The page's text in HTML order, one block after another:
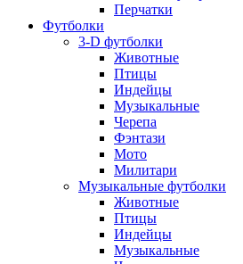
Перчатки
Футболки
3-D футболки
Животные
Птицы
Индейцы
Музыкальные
Черепа
Фэнтази
Мото
Милитари
Музыкальные футболки
Животные
Птицы
Индейцы
Музыкальные